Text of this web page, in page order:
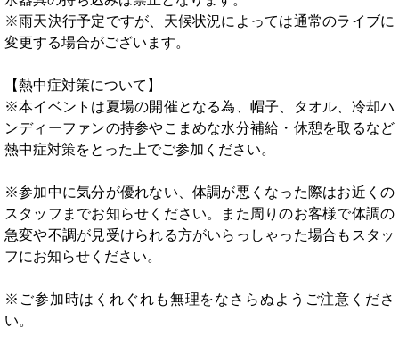
※雨天決行予定ですが、天候状況によっては通常のライブに
変更する場合がございます。
【熱中症対策について】
※本イベントは夏場の開催となる為、帽子、タオル、冷却ハ
ンディーファンの持参やこまめな水分補給・休憩を取るなど
熱中症対策をとった上でご参加ください。
※参加中に気分が優れない、体調が悪くなった際はお近くの
スタッフまでお知らせください。また周りのお客様で体調の
急変や不調が見受けられる方がいらっしゃった場合もスタッ
フにお知らせください。
※ご参加時はくれぐれも無理をなさらぬようご注意くださ
い。